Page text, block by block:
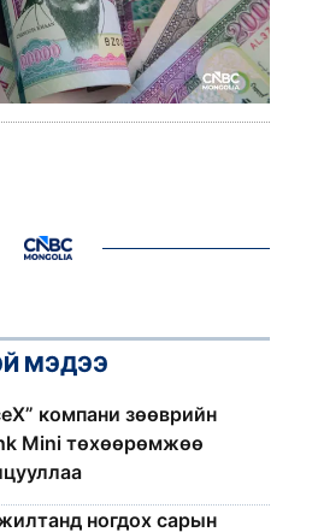
МЭДЭЭ
компани зөөврийн
Mini төхөөрөмжөө
ногдох сарын